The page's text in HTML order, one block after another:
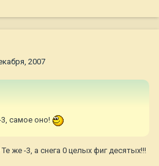
2007
самое оно!
же -3, а снега 0 целых фиг десятых!!!